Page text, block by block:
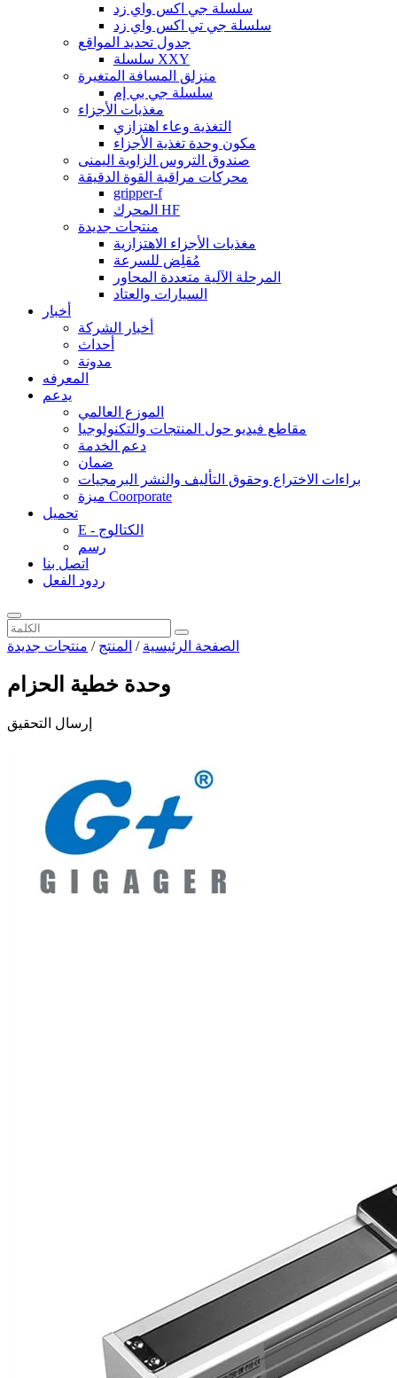
سلسلة جي اكس واي زد
سلسلة جي تي اكس واي زد
جدول تحديد المواقع
سلسلة XXY
منزلق المسافة المتغيرة
سلسلة جي بي إم
مغذيات الأجزاء
التغذية وعاء اهتزازي
مكون وحدة تغذية الأجزاء
صندوق التروس الزاوية اليمنى
محركات مراقبة القوة الدقيقة
gripper-f
المحرك HF
منتجات جديدة
مغذيات الأجزاء الاهتزازية
مُقلِض للسرعة
المرحلة الآلية متعددة المحاور
السيارات والعتاد
أخبار
أخبار الشركة
أحداث
مدونة
المعرفه
يدعم
الموزع العالمي
مقاطع فيديو حول المنتجات والتكنولوجيا
دعم الخدمة
ضمان
براءات الاختراع وحقوق التأليف والنشر البرمجيات
ميزة Coorporate
تحميل
E - الكتالوج
رسم
اتصل بنا
ردود الفعل
الصفحة الرئيسية / المنتج / منتجات جديدة
وحدة خطية الحزام
إرسال التحقيق